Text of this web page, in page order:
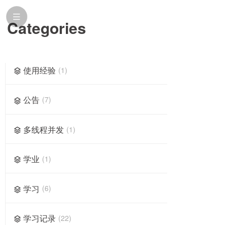
Categories
使用经验 1
公告 7
多线程并发 1
学业 1
学习 6
学习记录 22